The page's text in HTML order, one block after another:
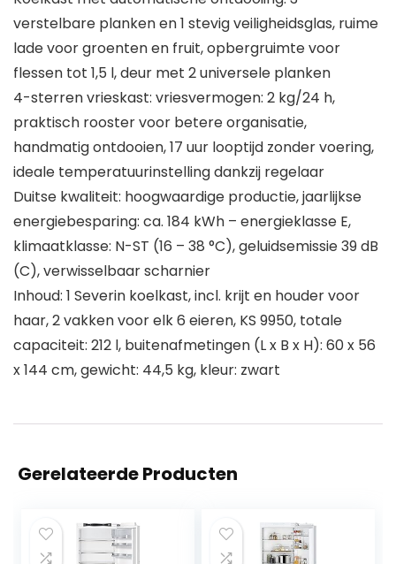
verstelbare planken en 1 stevig veiligheidsglas, ruime
lade voor groenten en fruit, opbergruimte voor
flessen tot 1,5 l, deur met 2 universele planken
4-sterren vrieskast: vriesvermogen: 2 kg/24 h,
praktisch rooster voor betere organisatie,
handmatig ontdooien, 17 uur looptijd zonder voering,
ideale temperatuurinstelling dankzij regelaar
Duitse kwaliteit: hoogwaardige productie, jaarlijkse
energiebesparing: ca. 184 kWh – energieklasse E,
klimaatklasse: N-ST (16 – 38 °C), geluidsemissie 39 dB
(C), verwisselbaar scharnier
Inhoud: 1 Severin koelkast, incl. krijt en houder voor
haar, 2 vakken voor elk 6 eieren, KS 9950, totale
capaciteit: 212 l, buitenafmetingen (L x B x H): 60 x 56
x 144 cm, gewicht: 44,5 kg, kleur: zwart
Gerelateerde Producten